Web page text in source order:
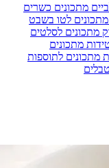
מתכונים כשרים
לטו בשבט
מתכונים לסלטים
מתכונים
מתכונים לתוספות